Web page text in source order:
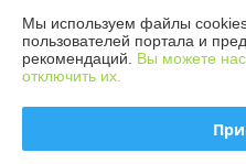
690 отзывов за всё время
Покупатель
Мы используем файлы
пользователей портала и
рекомендаций. Вы можете
отключить их.